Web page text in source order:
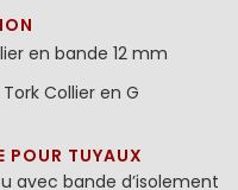
en bande 12 mm
Tork Collier en G
POUR TUYAUX
avec bande d’isolement